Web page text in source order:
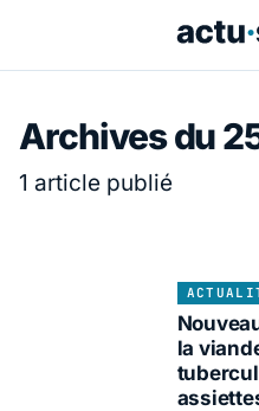
Archives du
1 article publié
la